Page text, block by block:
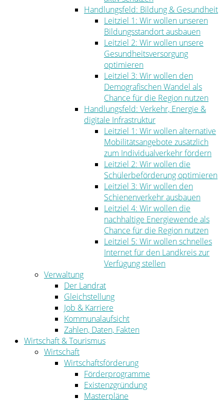
Handlungsfeld: Bildung & Gesundheit
Leitziel 1: Wir wollen unseren
Bildungsstandort ausbauen
Leitziel 2: Wir wollen unsere
Gesundheitsversorgung
optimieren
Leitziel 3: Wir wollen den
Demografischen Wandel als
Chance für die Region nutzen
Handlungsfeld: Verkehr, Energie &
digitale Infrastruktur
Leitziel 1: Wir wollen alternative
Mobilitätsangebote zusätzlich
zum Individualverkehr fördern
Leitziel 2: Wir wollen die
Schülerbeförderung optimieren
Leitziel 3: Wir wollen den
Schienenverkehr ausbauen
Leitziel 4: Wir wollen die
nachhaltige Energiewende als
Chance für die Region nutzen
Leitziel 5: Wir wollen schnelles
Internet für den Landkreis zur
Verfügung stellen
Verwaltung
Der Landrat
Gleichstellung
Job & Karriere
Kommunalaufsicht
Zahlen, Daten, Fakten
Wirtschaft & Tourismus
Wirtschaft
Wirtschaftsförderung
Förderprogramme
Existenzgründung
Masterpläne